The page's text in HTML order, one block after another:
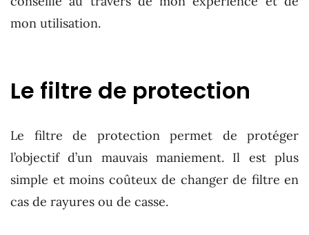
mon utilisation.
Le filtre de protection
Le filtre de protection permet de protéger
l’objectif d’un mauvais maniement. Il est plus
simple et moins coûteux de changer de filtre en
cas de rayures ou de casse.